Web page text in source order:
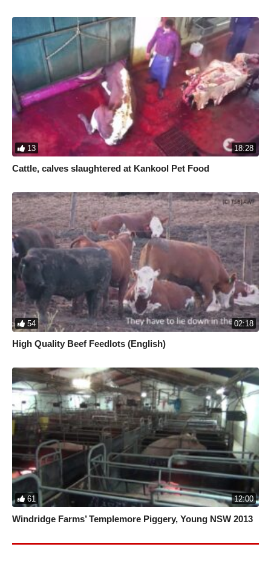
13 18:28
Cattle, calves slaughtered at Kankool Pet Food
54 02:18
High Quality Beef Feedlots (English)
61 12:00
Windridge Farms’ Templemore Piggery, Young NSW 2013